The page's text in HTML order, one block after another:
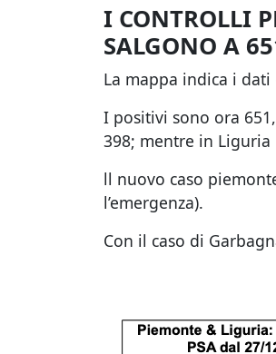
I CONTROLLI
SALGONO A
La mappa indica i
I positivi sono ora 651,
398; mentre in
ll nuovo caso
l’emergenza).
Con il caso di